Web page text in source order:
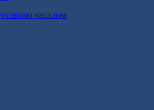
насосами